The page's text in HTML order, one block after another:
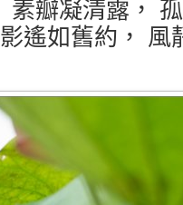
素瓣凝清露，
影遙如舊約，